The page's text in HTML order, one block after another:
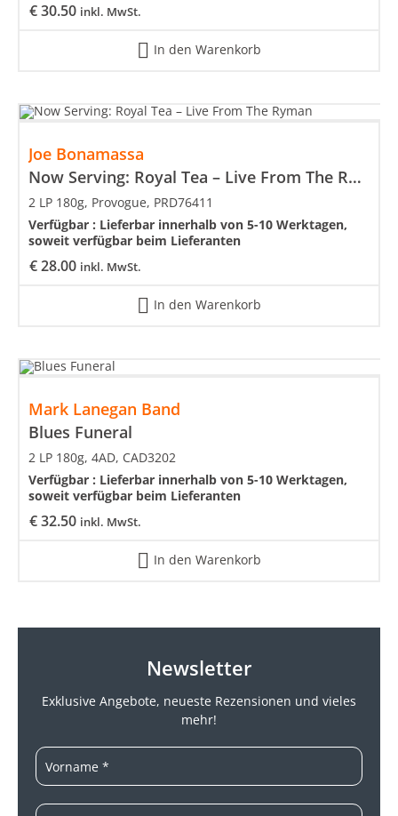
€30.50 inkl. MwSt.
In den Warenkorb
Joe Bonamassa
Now Serving: Royal Tea – Live From The Ryman
€28.00 inkl. MwSt.
2 LP 180g, Provogue, PRD76411
Verfügbar : Lieferbar innerhalb von 5-10 Werktagen,
soweit verfügbar beim Lieferanten
In den Warenkorb
Mark Lanegan Band
Blues Funeral
€32.50 inkl. MwSt.
2 LP 180g, 4AD, CAD3202
Verfügbar : Lieferbar innerhalb von 5-10 Werktagen,
soweit verfügbar beim Lieferanten
In den Warenkorb
Newsletter
Exklusive Angebote, neueste Rezensionen und vieles
mehr!